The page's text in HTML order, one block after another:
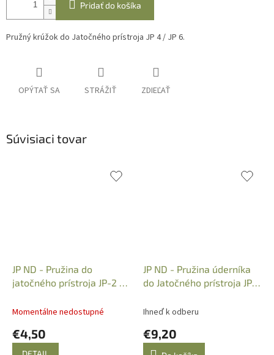
Pridať do košíka
Pružný krúžok do Jatočného prístroja JP 4 / JP 6.
OPÝTAŤ SA STRÁŽIŤ ZDIEĽAŤ
Súvisiaci tovar
JP ND - Pružina do
jatočného prístroja JP-2 -
Momentálne nedostupné
€4,50
JP ND - Pružina úderníka
do Jatočného prístroja JP-
Ihneď k odberu
€9,20